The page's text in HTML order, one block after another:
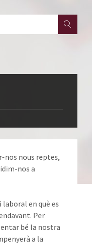
nos nous reptes,
nos a
en què es
Per
bé la nostra
a la